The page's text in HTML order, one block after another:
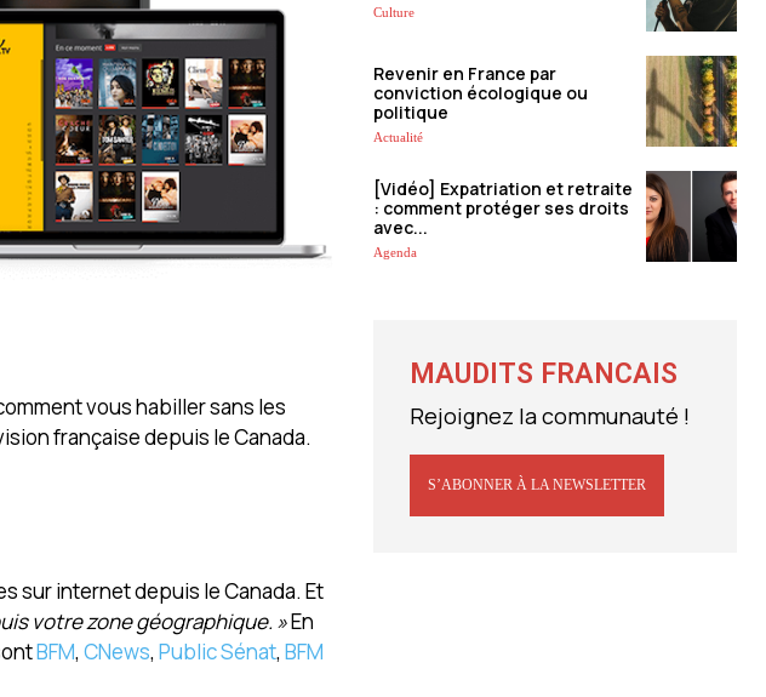
vous habiller sans les
française depuis le Canada.
sur internet depuis le Canada. Et
votre zone géographique. »En
BFM, CNews, Public Sénat, BFM
Culture
Revenir en France par
conviction écologique ou
politique
Actualité
[Vidéo] Expatriation et retraite
: comment protéger ses droits
avec...
Agenda
MAUDITS FRANCAIS
Rejoignez la communauté !
S’ABONNER À LA NEWSLETTER